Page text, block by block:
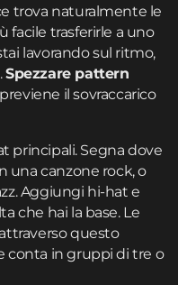
trova naturalmente le
facile trasferirle a uno
lavorando sul ritmo,
Spezzare pattern
previene il sovraccarico
principali. Segna dove
una canzone rock, o
Aggiungi hi-hat e
che hai la base. Le
questo
conta in gruppi di tre o